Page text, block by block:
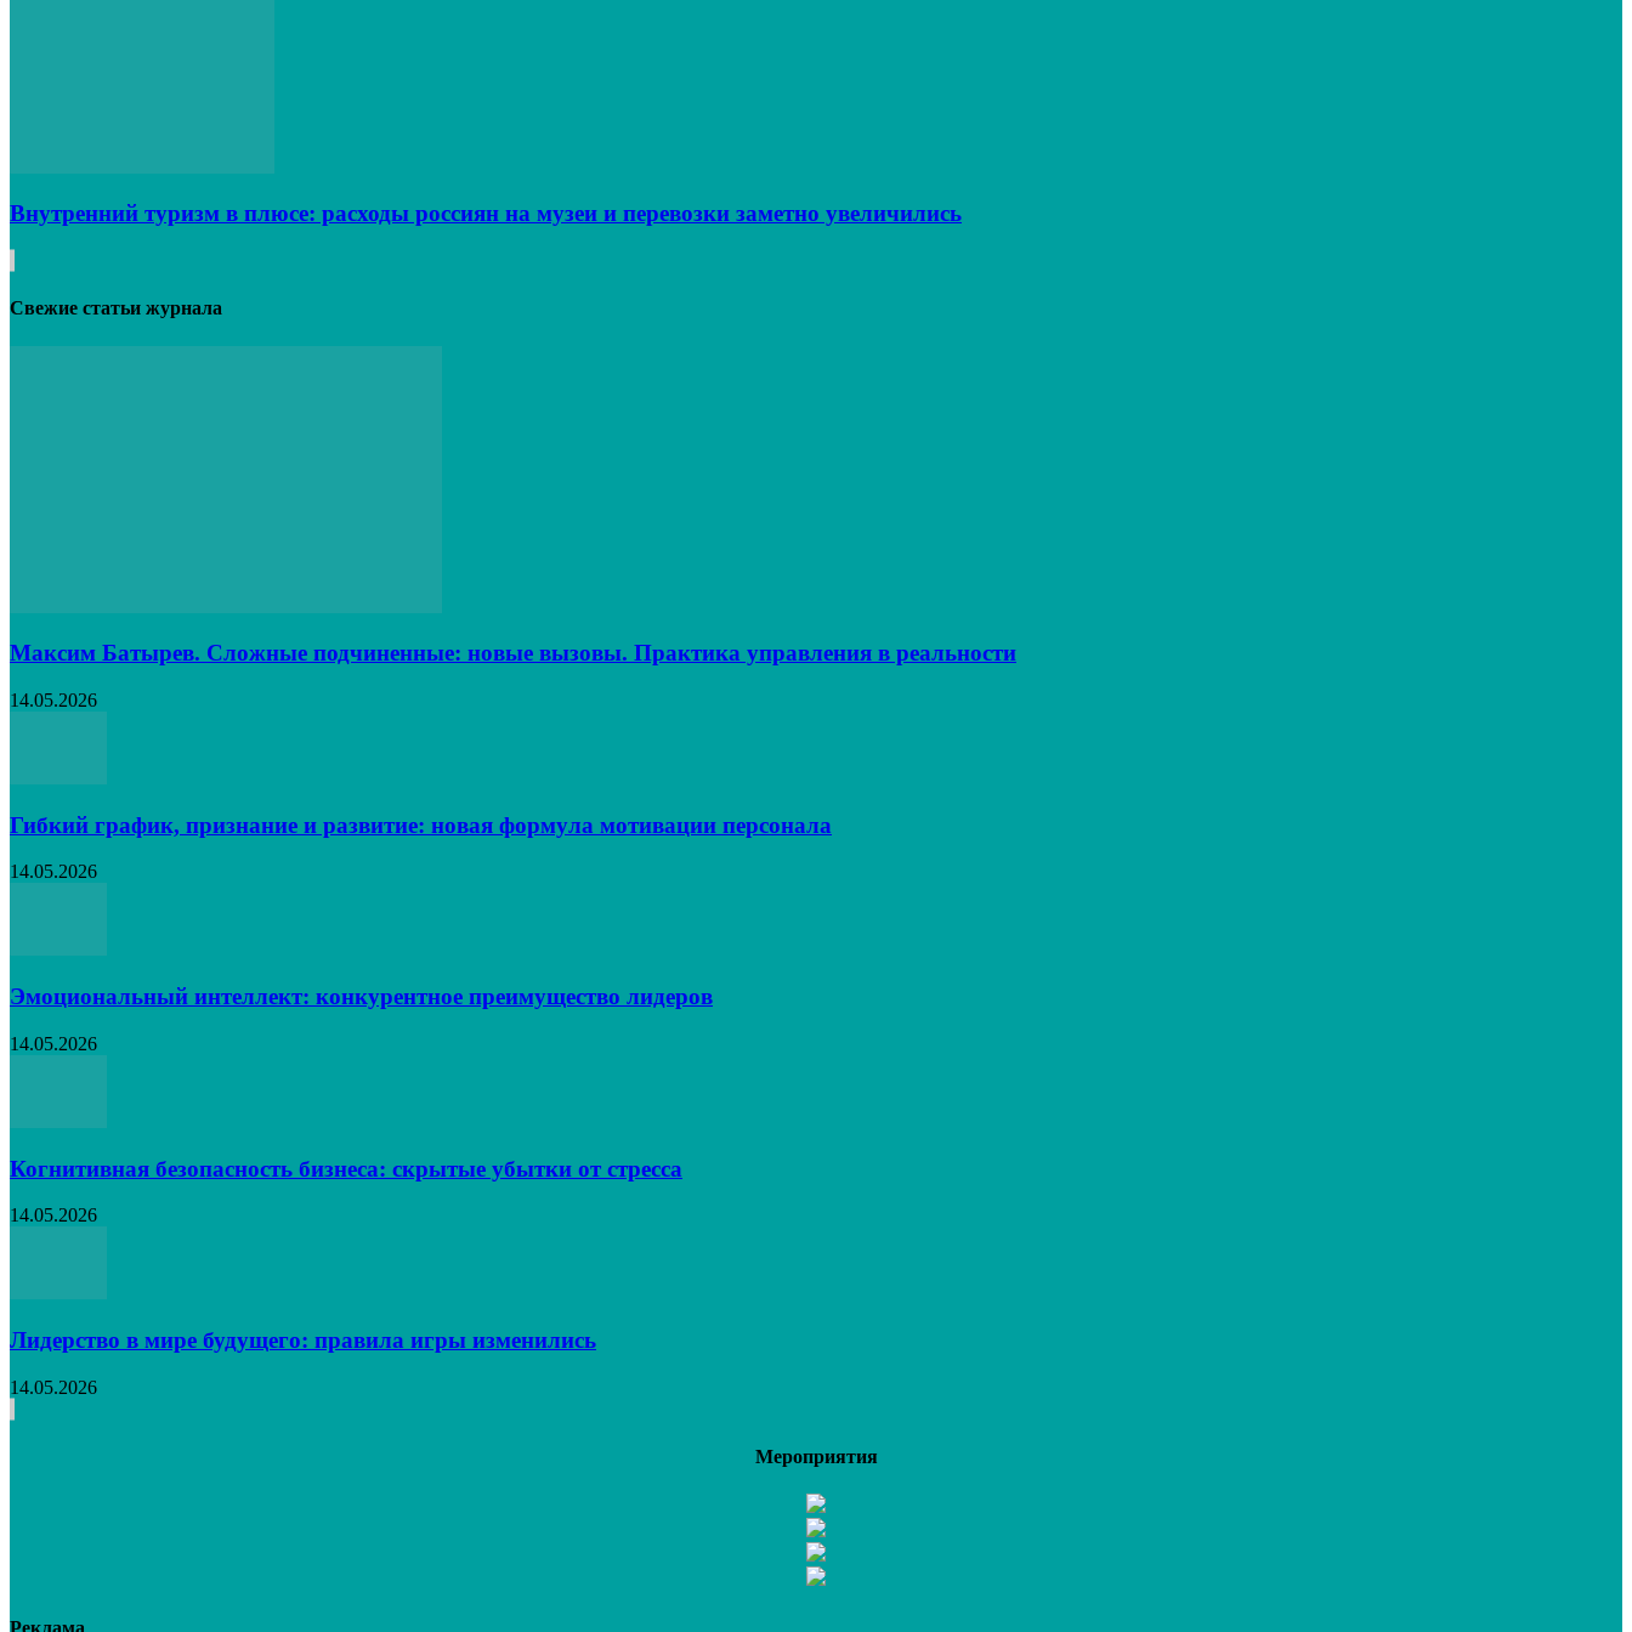
Внутренний туризм в плюсе: расходы россиян на музеи и перевозки заметно увеличились
Свежие статьи журнала
Максим Батырев. Сложные подчиненные: новые вызовы. Практика управления в реальности
14.05.2026
Гибкий график, признание и развитие: новая формула мотивации персонала
14.05.2026
Эмоциональный интеллект: конкурентное преимущество лидеров
14.05.2026
Когнитивная безопасность бизнеса: скрытые убытки от стресса
14.05.2026
Лидерство в мире будущего: правила игры изменились
14.05.2026
Мероприятия
Реклама